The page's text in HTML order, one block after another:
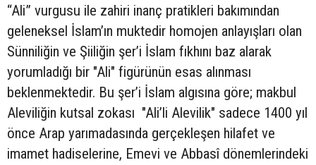
“Ali” vurgusu ile zahiri inanç pratikleri bakımından
geleneksel İslam’ın muktedir homojen anlayışları olan
Sünniliğin ve Şiiliğin şer’i İslam fıkhını baz alarak
yorumladığı bir "Ali" figürünün esas alınması
beklenmektedir. Bu şer’i İslam algısına göre; makbul
Aleviliğin kutsal zokası "Ali’li Alevilik" sadece 1400 yıl
önce Arap yarımadasında gerçekleşen hilafet ve
imamet hadiselerine, Emevi ve Abbasî dönemlerindeki